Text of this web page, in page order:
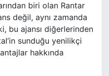
biri olan Rantar
değil, aynı zamanda
bu ajansı diğerlerinden
sunduğu yenilikçi
hakkında